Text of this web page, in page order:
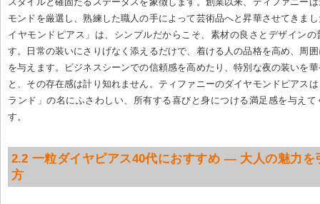
モンドを厳選し、熟練した職人の手によって芸術品へと昇華させてきま
イヤモンドピアス」は、シンプルだからこそ、素材の良さとデザインの
す。日常の装いにさりげなく添えるだけで、着ける人の品格を高め、周
を与えます。ビジネスシーンでの信頼感を高めたり、特別な夜の装いを
と、その存在感は計り知れません。ティファニーのダイヤモンドピアス
ランド」の名にふさわしい、所有する喜びと身につける満足感を与えて
す。
2.2 一粒ダイヤピアス40代におすすめ — 大人の魅力を
方